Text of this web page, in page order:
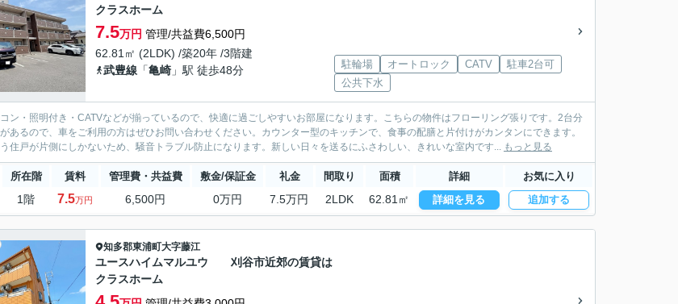
クラスホーム
7.5万円 管理/共益費6,500円
62.81㎡ (2LDK) /築20年 /3階建
武豊線 「亀崎 」駅 徒歩48分 駐輪場 オートロック CATV
駐車2台可
公共下水
ン・照明付き・CATVなどが揃っているので、快適に過ごしやすいお部屋になります。こちらの物件はフローリング張りです。2台分
あるので、車をご利用の方はぜひお問い合わせください。カウンター型のキッチンで、食事の配膳と片付けがカンタンにできます。
住戸が片側にしかないため、騒音トラブル防止になります。新しい日々を送るにふさわしい、きれいな室内です... もっと見る
所在階 賃料 管理費・共益費 敷金/保証金 礼金 間取り 面積 詳細 お気に入り
1階 7.5万円 6,500円 0万円 7.5万円 2LDK 62.81㎡ 詳細を見る 追加する
知多郡東浦町大字藤江
ユースハイムマルユウ 刈谷市近郊の賃貸は
クラスホーム